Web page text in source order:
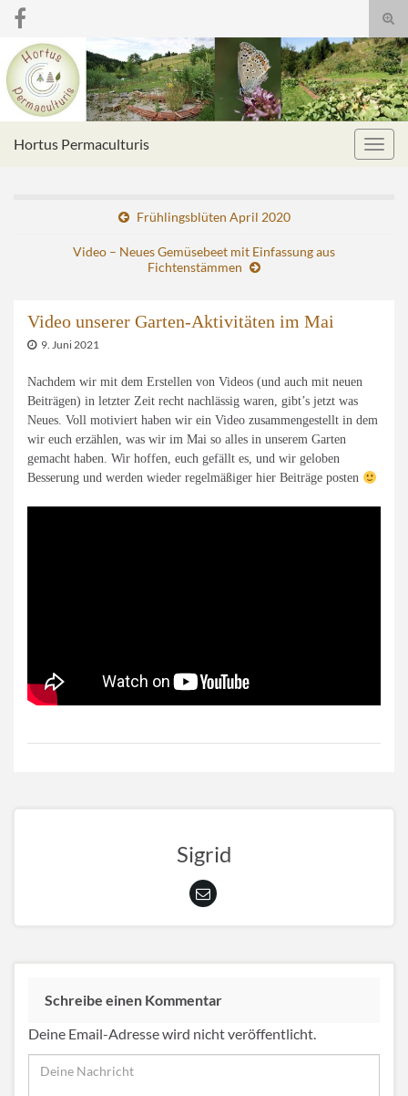
Search for:
Hortus Permaculturis
Frühlingsblüten April 2020
Video – Neues Gemüsebeet mit Einfassung aus
Fichtenstämmen
Video unserer Garten-Aktivitäten im Mai
9. Juni 2021
Nachdem wir mit dem Erstellen von Videos (und auch mit neuen
Beiträgen) in letzter Zeit recht nachlässig waren, gibt’s jetzt was
Neues. Voll motiviert haben wir ein Video zusammengestellt in dem
wir euch erzählen, was wir im Mai so alles in unserem Garten
gemacht haben. Wir hoffen, euch gefällt es, und wir geloben
Besserung und werden wieder regelmäßiger hier Beiträge posten
Sigrid
Schreibe einen Kommentar
Deine Email-Adresse wird nicht veröffentlicht.